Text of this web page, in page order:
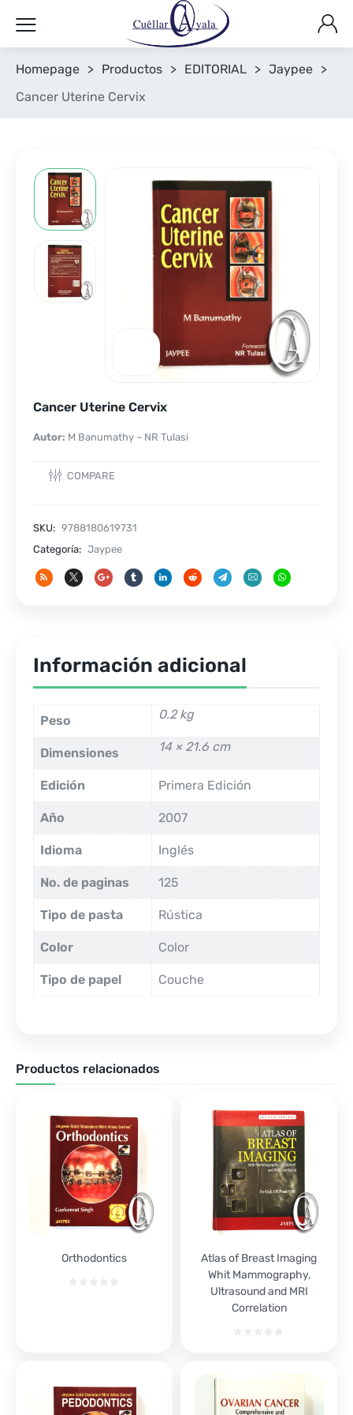
Homepage > Productos > EDITORIAL > Jaypee >
Cancer Uterine Cervix
Cancer Uterine Cervix
Autor: M Banumathy – NR Tulasi
COMPARE
SKU: 9788180619731
Categoría: Jaypee
Información adicional
Peso 0.2 kg
Dimensiones 14 × 21.6 cm
Edición Primera Edición
Año 2007
Idioma Inglés
No. de paginas 125
Tipo de pasta Rústica
Color Color
Tipo de papel Couche
Productos relacionados
Orthodontics
Atlas of Breast Imaging
Whit Mammography,
Ultrasound and MRI
Correlation